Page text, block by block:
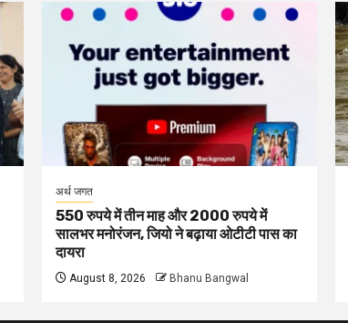
अर्थ जगत
550 रुपये में तीन माह और 2000 रुपये में
सालभर मनोरंजन, जियो ने बढ़ाया ओटीटी पास का
दायरा
August 8, 2026 Bhanu Bangwal